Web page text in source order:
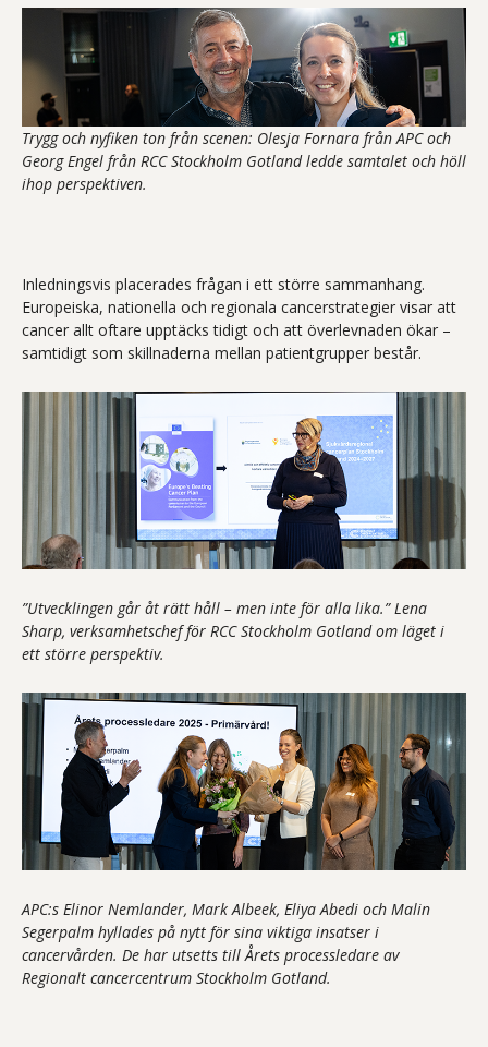
Trygg och nyfiken ton från scenen: Olesja Fornara från APC och
Georg Engel från RCC Stockholm Gotland ledde samtalet och höll
ihop perspektiven.
Inledningsvis placerades frågan i ett större sammanhang.
Europeiska, nationella och regionala cancerstrategier visar att
cancer allt oftare upptäcks tidigt och att överlevnaden ökar –
samtidigt som skillnaderna mellan patientgrupper består.
”Utvecklingen går åt rätt håll – men inte för alla lika.” Lena
Sharp, verksamhetschef för RCC Stockholm Gotland om läget i
ett större perspektiv.
APC:s Elinor Nemlander, Mark Albeek, Eliya Abedi och Malin
Segerpalm hyllades på nytt för sina viktiga insatser i
cancervården. De har utsetts till Årets processledare av
Regionalt cancercentrum Stockholm Gotland.